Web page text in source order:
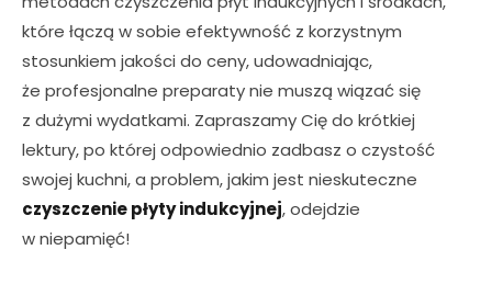
które łączą w sobie efektywność z korzystnym
stosunkiem jakości do ceny, udowadniając,
że profesjonalne preparaty nie muszą wiązać się
z dużymi wydatkami. Zapraszamy Cię do krótkiej
lektury, po której odpowiednio zadbasz o czystość
swojej kuchni, a problem, jakim jest nieskuteczne
czyszczenie płyty indukcyjnej, odejdzie
w niepamięć!